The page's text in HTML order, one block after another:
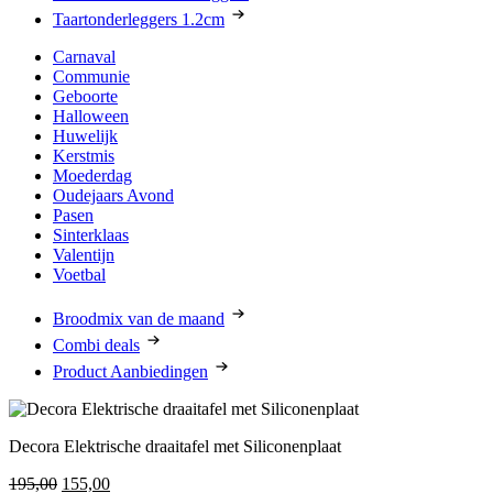
Taartonderleggers 1.2cm
Carnaval
Communie
Geboorte
Halloween
Huwelijk
Kerstmis
Moederdag
Oudejaars Avond
Pasen
Sinterklaas
Valentijn
Voetbal
Broodmix van de maand
Combi deals
Product Aanbiedingen
Decora Elektrische draaitafel met Siliconenplaat
195,00 Oorspronkelijke
155,00Huidige